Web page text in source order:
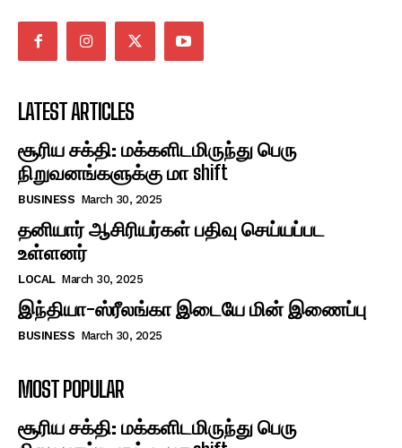
LATEST ARTICLES
சூரிய சக்தி: மக்களிடமிருந்து பெரு
நிறுவனங்களுக்கு மா shift
BUSINESS March 30, 2025
தனியார் ஆசிரியர்கள் பதிவு செய்யப்பட
உள்ளனர்
LOCAL March 30, 2025
இந்தியா-ஸ்ரீலங்கா இடையே மின் இணைப்பு
BUSINESS March 30, 2025
MOST POPULAR
சூரிய சக்தி: மக்களிடமிருந்து பெரு